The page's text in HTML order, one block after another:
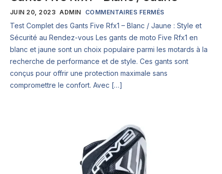
JUIN 20, 2023 ADMIN COMMENTAIRES FERMÉS
Test Complet des Gants Five Rfx1 – Blanc / Jaune : Style et
Sécurité au Rendez-vous Les gants de moto Five Rfx1 en
blanc et jaune sont un choix populaire parmi les motards à la
recherche de performance et de style. Ces gants sont
conçus pour offrir une protection maximale sans
compromettre le confort. Avec […]